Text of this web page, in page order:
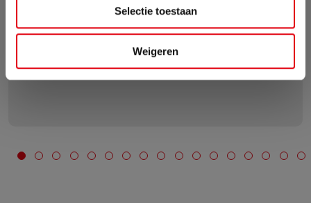
Selectie toestaan
Weigeren
Godelieve Van Der Burgt